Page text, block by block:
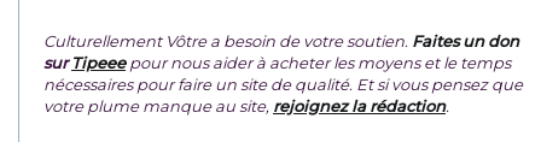
Culturellement Vôtre a besoin de votre soutien. Faites un don
surTipeeepour nous aider à acheter les moyens et le temps
nécessaires pour faire un site de qualité. Et si vous pensez que
votre plume manque au site, rejoignez la rédaction.